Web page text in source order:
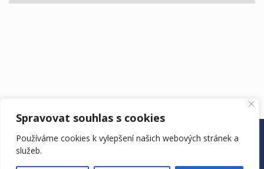
Spravovat souhlas s cookies
Používáme cookies k vylepšení našich webových stránek a
služeb.
ÚŘEDNÍ DESKA ŠKOLA ŠKOLNÍ ROK
DRUŽINA
KONTAKTY
EDOOKIT